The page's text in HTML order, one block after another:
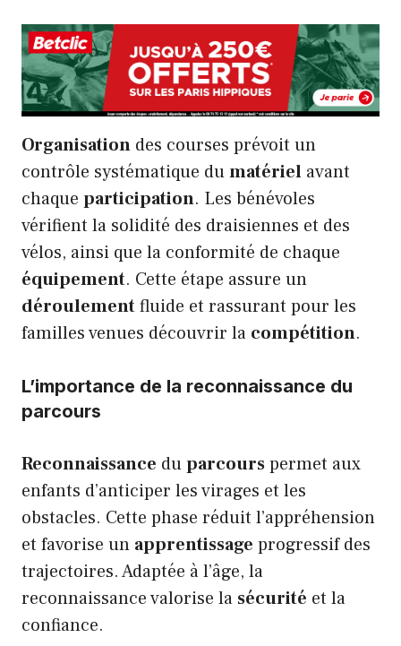
Organisation des courses prévoit un
contrôle systématique dumatériel avant
chaque participation. Les bénévoles
vérifient la solidité des draisiennes et des
vélos, ainsi que la conformité de chaque
équipement. Cette étape assure un
déroulementfluide et rassurant pour les
familles venues découvrir la compétition.
L’importance de la reconnaissance du
parcours
Reconnaissance duparcourspermet aux
enfants d’anticiper les virages et les
obstacles. Cette phase réduit l’appréhension
et favorise un apprentissage progressif des
trajectoires. Adaptée à l’âge, la
reconnaissance valorise la sécurité et la
confiance.